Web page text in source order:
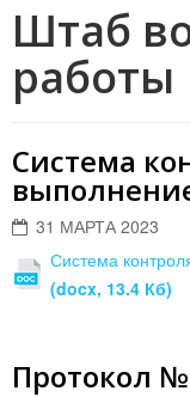
Штаб
работы
Система
31 МАРТА 2023
Система
(docx, 13.4 Кб)
Протокол